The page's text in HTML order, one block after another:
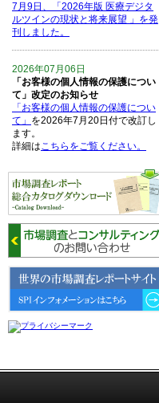
7月9日、「2026年版 医療デジタ
ルツインの現状と将来展望 」を発
刊しました。
2026年07月06日
「お客様の個人情報の保護につい
て」改定のお知らせ
「お客様の個人情報の保護につい
て」 を2026年7月20日付で改訂し
ます。
詳細はこちらをご覧ください。
2026年06月15日
6月15日、「中国の医療保険医薬
品リスト 」を発刊しました。
2026年06月01日
6月1日、「2026-27年版 5G SA、
6GにおけるIoT／サービス市場の
動向 」を発刊しました。
2026年04月30日
4月30日、「2026年版 オンライン